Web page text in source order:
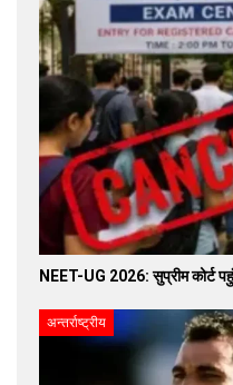
NEET-UG 2026: सुप्रीम कोर्ट
अन्तर्राष्ट्रीय